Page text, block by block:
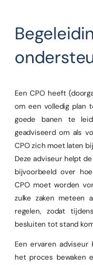
Een CPO heeft
om een volledig plan
goede banen te
geadviseerd om als
CPO zich moet laten
Deze adviseur helpt
bijvoorbeeld over
CPO moet worden
zulke zaken meteen
regelen, zodat
besluiten tot stand
Een ervaren adviseur
het proces bewaken